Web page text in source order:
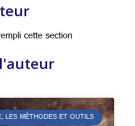
cette section
LES MÉTHODES ET OUTILS